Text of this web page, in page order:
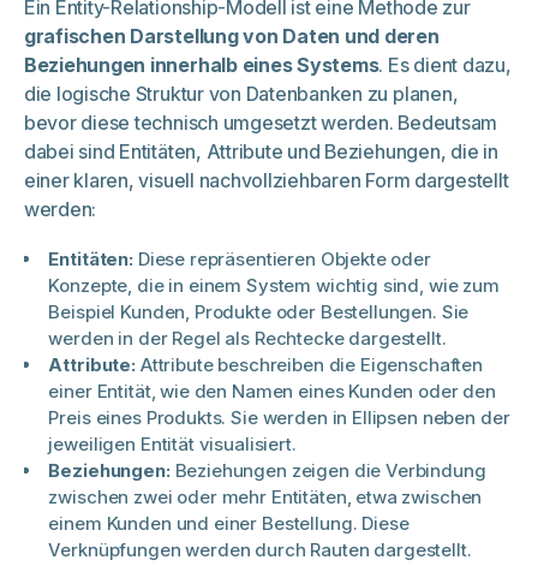
Ein Entity-Relationship-Modell ist eine Methode zur
grafischen Darstellung von Daten und deren
Beziehungen innerhalb eines Systems. Es dient dazu,
die logische Struktur von Datenbanken zu planen,
bevor diese technisch umgesetzt werden. Bedeutsam
dabei sind Entitäten, Attribute und Beziehungen, die in
einer klaren, visuell nachvollziehbaren Form dargestellt
werden:
Entitäten: Diese repräsentieren Objekte oder
Konzepte, die in einem System wichtig sind, wie zum
Beispiel Kunden, Produkte oder Bestellungen. Sie
werden in der Regel als Rechtecke dargestellt.
Attribute: Attribute beschreiben die Eigenschaften
einer Entität, wie den Namen eines Kunden oder den
Preis eines Produkts. Sie werden in Ellipsen neben der
jeweiligen Entität visualisiert.
Beziehungen: Beziehungen zeigen die Verbindung
zwischen zwei oder mehr Entitäten, etwa zwischen
einem Kunden und einer Bestellung. Diese
Verknüpfungen werden durch Rauten dargestellt.